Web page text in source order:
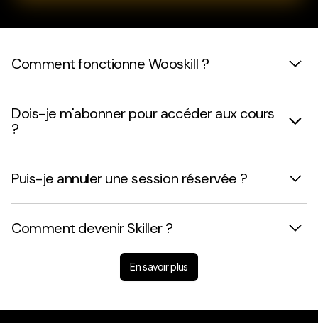
Comment fonctionne Wooskill ?
Dois-je m'abonner pour accéder aux cours
?
Puis-je annuler une session réservée ?
Comment devenir Skiller ?
En savoir plus